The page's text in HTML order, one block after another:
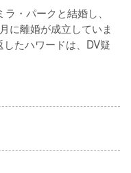
・パークと結婚し、
に離婚が成立していま
たハワードは、DV疑